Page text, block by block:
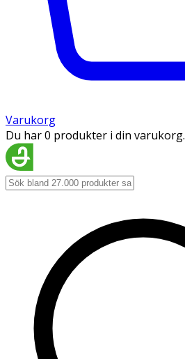
Varukorg
Du har 0 produkter i din varukorg.